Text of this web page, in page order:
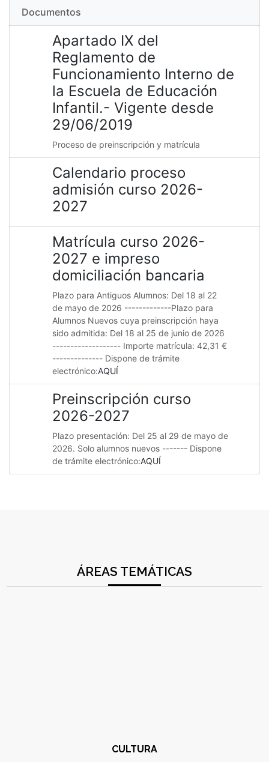
Documentos
Apartado IX del
Reglamento de
Funcionamiento Interno de
la Escuela de Educación
Infantil.- Vigente desde
29/06/2019
Proceso de preinscripción y matrícula
Calendario proceso
admisión curso 2026-
2027
Matrícula curso 2026-
2027 e impreso
domiciliación bancaria
Plazo para Antiguos Alumnos: Del 18 al 22
de mayo de 2026 -------------Plazo para
Alumnos Nuevos cuya preinscripción haya
sido admitida: Del 18 al 25 de junio de 2026
------------------- Importe matrícula: 42,31 €
-------------- Dispone de trámite
electrónico:AQUÍ
Preinscripción curso
2026-2027
Plazo presentación: Del 25 al 29 de mayo de
2026. Solo alumnos nuevos ------- Dispone
de trámite electrónico:AQUÍ
ÁREAS TEMÁTICAS
CULTURA